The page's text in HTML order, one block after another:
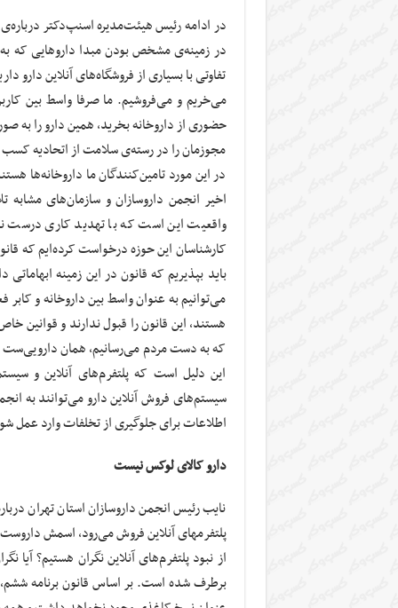
در ادامه رئیس هیئت‌مدیره اسنپ‌دکتر
در زمینه‌ی مشخص بودن مبدا داروهایی که
تفاوتی با بسیاری از فروشگاه‌های آنلاین دارو
می‌خریم و می‌فروشیم. ما صرفا واسط بین
حضوری از داروخانه بخرید، همین دارو را به
مجوزمان را در رسته‌‌ی سلامت از اتحادیه کسب
در این مورد تامین‌کنندگان ما داروخانه‌ها
اخیر انجمن داروسازان و سازمان‌های مشابه
واقعیت این است که با تهدید کاری درست
کارشناسان این حوزه درخواست کرده‌ایم که
باید بپذیریم که قانون در این زمینه
می‌توانیم به عنوان واسط بین داروخانه و
هستند، این قانون را قبول ندارند و قوانین
که به دست مردم می‌رسانیم، همان دارویی‌ست
این دلیل است که پلتفرم‌های آنلاین و
سیستم‌های فروش آنلاین دارو می‌توانند به
اطلاعات برای جلوگیری از تخلفات وارد عمل
دارو کالای لوکس نیست
نایب رئیس انجمن داروسازان استان تهران